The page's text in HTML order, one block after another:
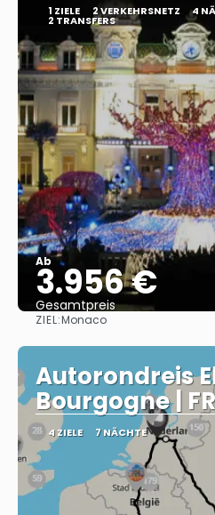
1 ZIELE 2 VERKEHRSNETZ 4
2 TRANSFERS
Ab
3.956 €
Gesamtpreis
ZIEL:Monaco
Autorondreis
Bourgogne | FR
4 ZIELE 7 NÄCHTE